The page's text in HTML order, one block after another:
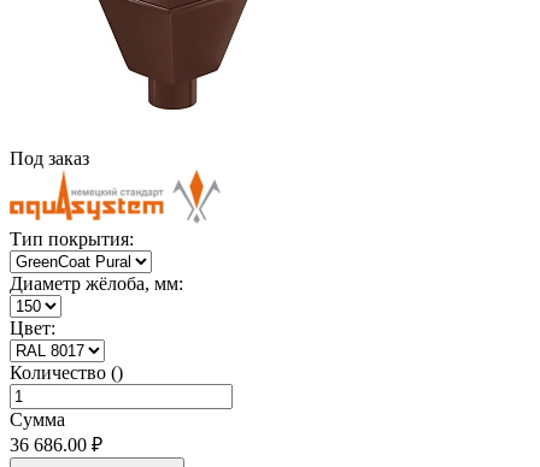
Под заказ
Тип покрытия:
Диаметр жёлоба, мм:
Цвет:
Количество ()
Сумма
36 686.00 ₽